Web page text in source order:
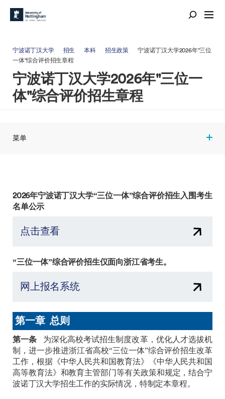
宁波诺丁汉大学 招生 本科 招生政策
宁波诺丁汉大学2026年"三位
一体"综合评价招生章程
宁波诺丁汉大学2026年"三位一
体"综合评价招生章程
菜单
2026年宁波诺丁汉大学“三位一体”综合评价招生入围考生
名单公示
点击查看
“三位一体”综合评价招生仅面向浙江省考生。
网上报名系统
第一章 总则
第一条 为深化高校考试招生制度改革，优化人才选拔机
制，进一步推进浙江省高校“三位一体”综合评价招生改革
工作，根据《中华人民共和国教育法》《中华人民共和国
高等教育法》和教育主管部门等有关政策和规定，结合宁
波诺丁汉大学招生工作的实际情况，特制定本章程。